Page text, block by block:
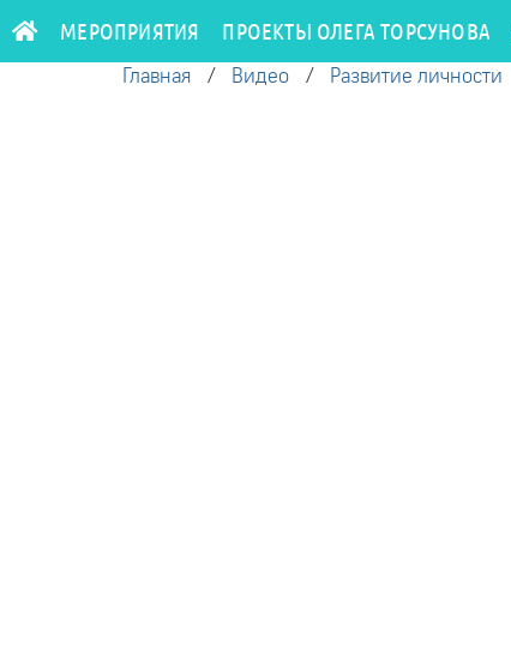
МЕРОПРИЯТИЯ ПРОЕКТЫ ОЛЕГА ТОРСУНОВА
Главная / Видео / Развитие личности